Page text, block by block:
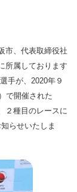
市、代表取締役社
所属しております
手が、2020年９
で開催された
２種目のレースに
らせいたしま